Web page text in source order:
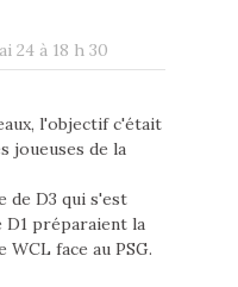
24 à 18 h 30
l'objectif c'était
joueuses de la
de D3 qui s'est
D1 préparaient la
face au PSG.